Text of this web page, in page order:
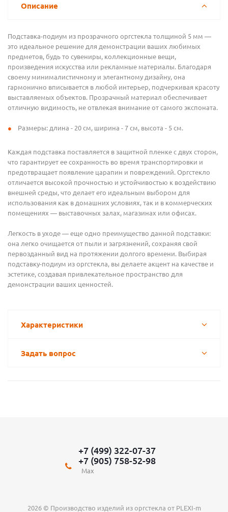
Описание
Подставка-подиум из прозрачного оргстекла толщиной 5 мм —
это идеальное решение для демонстрации ваших любимых
предметов, будь то сувениры, коллекционные вещи,
произведения искусства или рекламные материалы. Благодаря
своему минималистичному и элегантному дизайну, она
гармонично вписывается в любой интерьер, подчеркивая красоту
выставляемых объектов. Прозрачный материал обеспечивает
отличную видимость, не отвлекая внимание от самого экспоната.
Размеры: длина - 20 см, ширина - 7 см, высота - 5 см.
Каждая подставка поставляется в защитной пленке с двух сторон,
что гарантирует ее сохранность во время транспортировки и
предотвращает появление царапин и повреждений. Оргстекло
отличается высокой прочностью и устойчивостью к воздействию
внешней среды, что делает его идеальным выбором для
использования как в домашних условиях, так и в коммерческих
помещениях — выставочных залах, магазинах или офисах.
Легкость в уходе — еще одно преимущество данной подставки:
она легко очищается от пыли и загрязнений, сохраняя свой
первозданный вид на протяжении долгого времени. Выбирая
подставку-подиум из оргстекла, вы делаете акцент на качестве и
эстетике, создавая привлекательное пространство для
демонстрации ваших ценностей.
Характеристики
Задать вопрос
+7 (499) 322-07-37
+7 (905) 758-52-98
Max
2026 © Производство изделий из оргстекла от PLEXI-m